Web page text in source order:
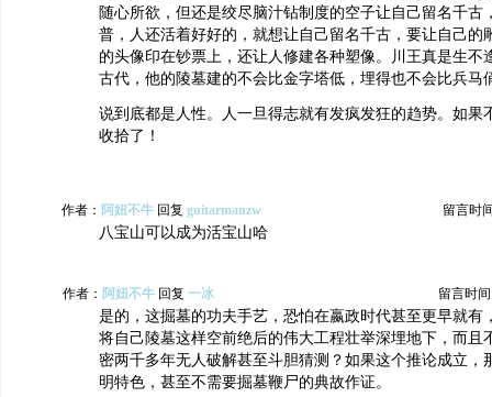
随心所欲，但还是绞尽脑汁钻制度的空子让自己留名千古
普，人还活着好好的，就想让自己留名千古，要让自己的
的头像印在钞票上，还让人修建各种塑像。川王真是生不
古代，他的陵墓建的不会比金字塔低，埋得也不会比兵马
说到底都是人性。人一旦得志就有发疯发狂的趋势。如果
收拾了！
作者： 阿妞不牛 回复 guitarmanzw 留言时
八宝山可以成为活宝山哈
作者： 阿妞不牛 回复 一冰 留言时间
是的，这掘墓的功夫手艺，恐怕在嬴政时代甚至更早就有
将自己陵墓这样空前绝后的伟大工程壮举深埋地下，而且
密两千多年无人破解甚至斗胆猜测？如果这个推论成立，
明特色，甚至不需要掘墓鞭尸的典故作证。